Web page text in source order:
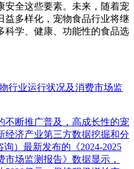
安全这些要素。未来，随着宠
益多样化，宠物食品行业将继
科学、健康、功能性的食品选
行业运行状况及消费市场监
不断推广普及，高成长性的宠
经济产业第三方数据挖掘和分
询）最新发布的《2024-2025
场监测报告》数据显示，